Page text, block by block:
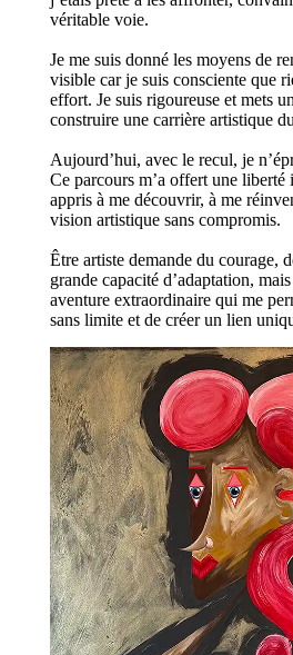
véritable voie.
Je me suis donné les moyens de
visible car je suis consciente que
effort. Je suis rigoureuse et mets
construire une carrière artistique
Aujourd’hui, avec le recul, je
Ce parcours m’a offert une liberté
appris à me découvrir, à me
vision artistique sans compromis.
Être artiste demande du courage,
grande capacité d’adaptation,
aventure extraordinaire qui me
sans limite et de créer un lien